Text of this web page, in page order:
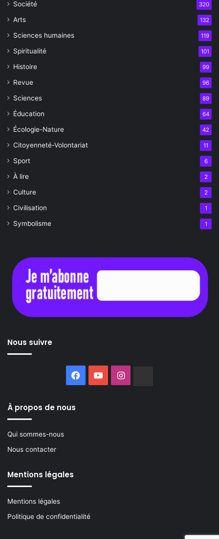
Société 320
Arts 132
Sciences humaines 119
Spiritualité 101
Histoire 99
Revue 96
Sciences 89
Éducation 64
Écologie-Nature 42
Citoyenneté-Volontariat 11
Sport 6
À lire 2
Culture 2
Civilisation 1
Symbolisme 1
Nous suivre
Facebook
YouTubeInstagram
À propos de nous
Qui sommes-nous
Nous contacter
Mentions légales
Mentions légales
Politique de confidentialité